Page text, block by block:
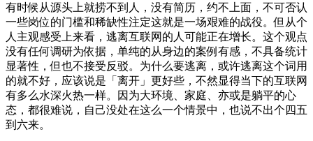
有时候从源头上就捞不到人，没有简历，约不上面，不可否认
一些岗位的门槛和稀缺性注定这就是一场艰难的战役。但从个
人主观感受上来看，逃离互联网的人可能正在增长。这个观点
没有任何调研为依据，单纯的从身边的案例有感，不具备统计
显著性，但也不接受反驳。为什么要逃离，或许逃离这个词用
的就不好，应该说是「离开」更好些，不然显得当下的互联网
有多么水深火热一样。因为大环境、家庭、亦或是躺平的心
态，都很难说，自己没处在这么一个情景中，也说不出个四五
到六来。